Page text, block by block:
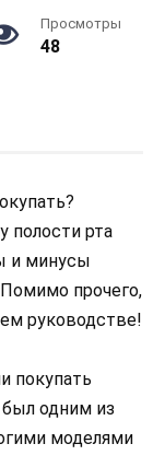
Просмотры
48
полости рта
и минусы
прочего,
руководстве!
покупать
одним из
моделями